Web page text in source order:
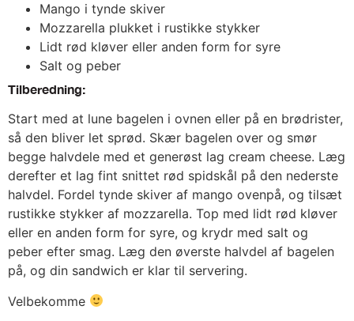
Mango i tynde skiver
Mozzarella plukket i rustikke stykker
Lidt rød kløver eller anden form for syre
Salt og peber
Tilberedning:
Start med at lune bagelen i ovnen eller på en brødrister,
så den bliver let sprød. Skær bagelen over og smør
begge halvdele med et generøst lag cream cheese. Læg
derefter et lag fint snittet rød spidskål på den nederste
halvdel. Fordel tynde skiver af mango ovenpå, og tilsæt
rustikke stykker af mozzarella. Top med lidt rød kløver
eller en anden form for syre, og krydr med salt og
peber efter smag. Læg den øverste halvdel af bagelen
på, og din sandwich er klar til servering.
Velbekomme